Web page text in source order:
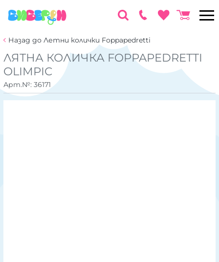
Назад до Летни колички Foppapedretti
ЛЯТНА КОЛИЧКА FOPPAPEDRETTI
OLIMPIC
Арт.№: 36171